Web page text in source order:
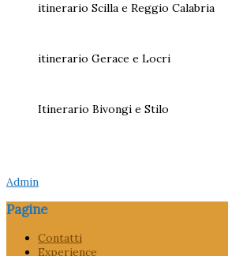
itinerario Scilla e Reggio Calabria
itinerario Gerace e Locri
Itinerario Bivongi e Stilo
Admin
Pagine
Contatti
Experience